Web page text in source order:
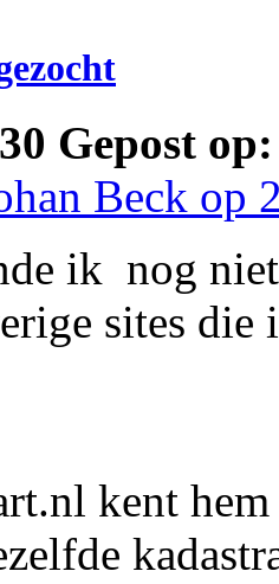
Gepost op:
Beck op
ik nog
sites die
kent